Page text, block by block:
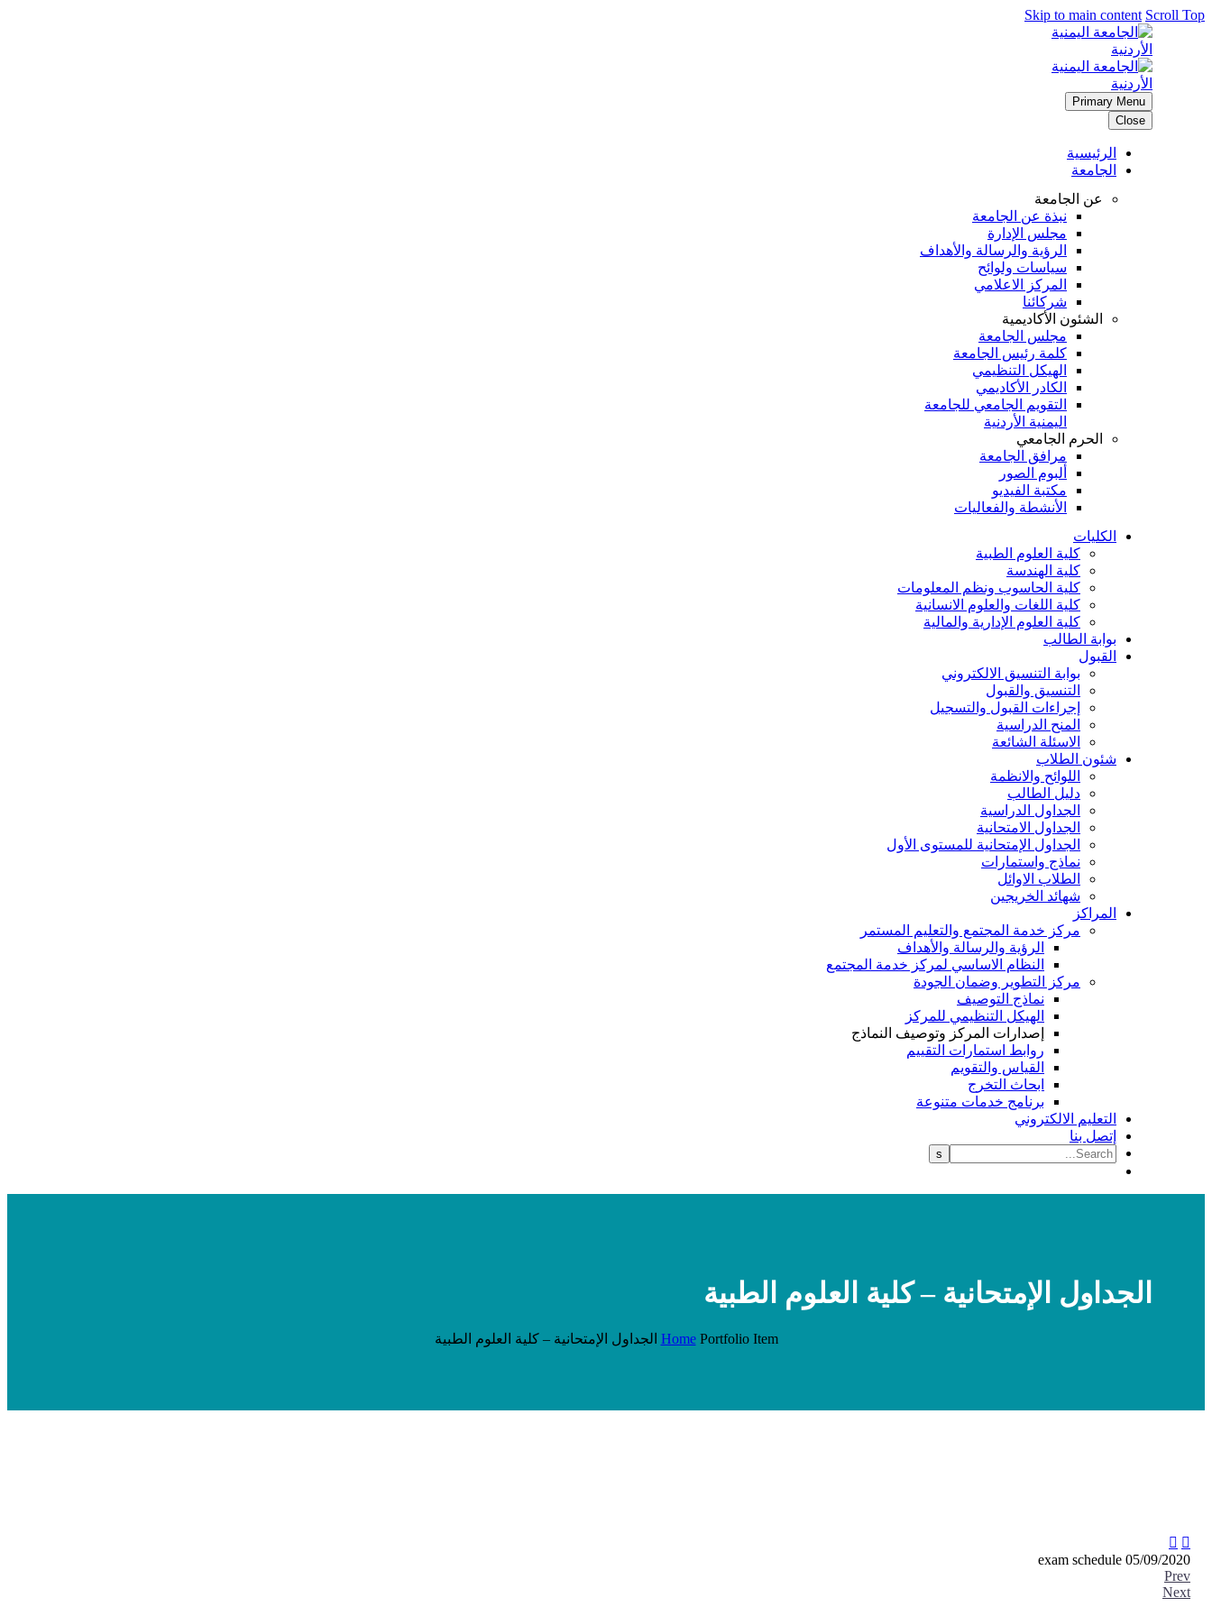
Skip to main content Scroll Top
Primary Menu
Close
الرئيسية
الجامعة
عن الجامعة
نبذة عن الجامعة
مجلس الإدارة
الرؤية والرسالة والأهداف
سياسات ولوائح
المركز الاعلامي
شركائنا
الشئون الأكاديمية
مجلس الجامعة
كلمة رئيس الجامعة
الهيكل التنظيمي
الكادر الأكاديمي
التقويم الجامعي للجامعة
اليمنية الأردنية
الحرم الجامعي
مرافق الجامعة
ألبوم الصور
مكتبة الفيديو
الأنشطة والفعاليات
الكليات
كلية العلوم الطبية
كلية الهندسة
كلية الحاسوب ونظم المعلومات
كلية اللغات والعلوم الانسانية
كلية العلوم الإدارية والمالية
بوابة الطالب
القبول
بوابة التنسيق الالكتروني
التنسيق والقبول
إجراءات القبول والتسجيل
المنح الدراسية
الاسئلة الشائعة
شئون الطلاب
اللوائح والانظمة
دليل الطالب
الجداول الدراسية
الجداول الامتحانية
الجداول الإمتحانية للمستوى الأول
نماذج واستمارات
الطلاب الاوائل
شهائد الخريجين
المراكز
مركز خدمة المجتمع والتعليم المستمر
الرؤية والرسالة والأهداف
النظام الاساسي لمركز خدمة المجتمع
مركز التطوير وضمان الجودة
نماذج التوصيف
الهيكل التنظيمي للمركز
إصدارات المركز وتوصيف النماذج
روابط استمارات التقييم
القياس والتقويم
ابحاث التخرج
برنامج خدمات متنوعة
التعليم الالكتروني
إتصل بنا
الجداول الإمتحانية – كلية العلوم الطبية
Home Portfolio Item الجداول الإمتحانية – كلية العلوم الطبية
 
05/09/2020
exam schedule
Prev
Next